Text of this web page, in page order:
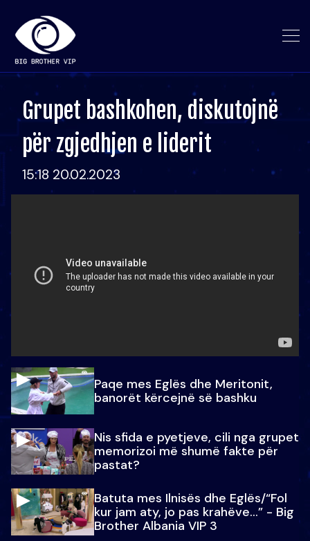
Grupet bashkohen, diskutojnë
për zgjedhjen e liderit
15:18 20.02.2023
Paqe mes Eglës dhe Meritonit,
banorët kërcejnë së bashku
Nis sfida e pyetjeve, cili nga grupet
memorizoi më shumë fakte për
pastat?
Batuta mes Ilnisës dhe Eglës/“Fol
kur jam aty, jo pas krahëve…” - Big
Brother Albania VIP 3